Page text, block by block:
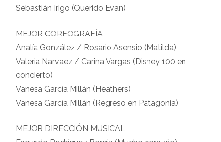
Sebastián Irigo (Querido Evan)
MEJOR COREOGRAFÍA
Analía González / Rosario Asensio (Matilda)
Valeria Narvaez / Carina Vargas (Disney 100 en
concierto)
Vanesa García Millán (Heathers)
Vanesa García Millán (Regreso en Patagonia)
MEJOR DIRECCIÓN MUSICAL